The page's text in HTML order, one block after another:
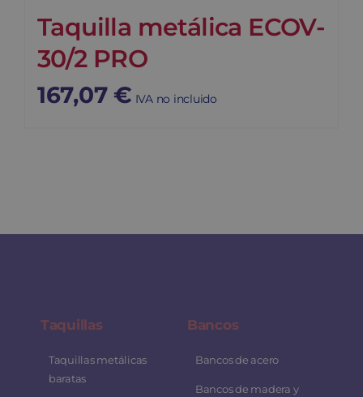
Taquilla metálica ECOV-
30/2 PRO
167,07 € IVA no incluido
Taquillas
Taquillas metálicas
baratas
Bancos
Bancos de acero
Bancos de madera y